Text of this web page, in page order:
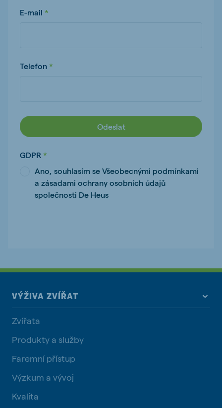
E-mail
Telefon
Odeslat
GDPR
Ano, souhlasím se Všeobecnými podmínkami
a zásadami ochrany osobních údajů
společnosti De Heus
VÝŽIVA ZVÍŘAT
Zvířata
Produkty a služby
Faremní přístup
Výzkum a vývoj
Kvalita